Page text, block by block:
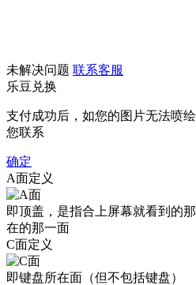
未解决问题 联系客服
乐豆兑换
支付成功后，如您的图片无法喷
您联系
确定
A面定义
即顶盖，是指合上屏幕就看到的
在的那一面
C面定义
即键盘所在面（但不包括键盘）